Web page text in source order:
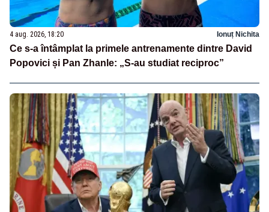
4 aug. 2026, 18:20 Ionuț Nichita
Ce s-a întâmplat la primele antrenamente dintre David
Popovici și Pan Zhanle: „S-au studiat reciproc”